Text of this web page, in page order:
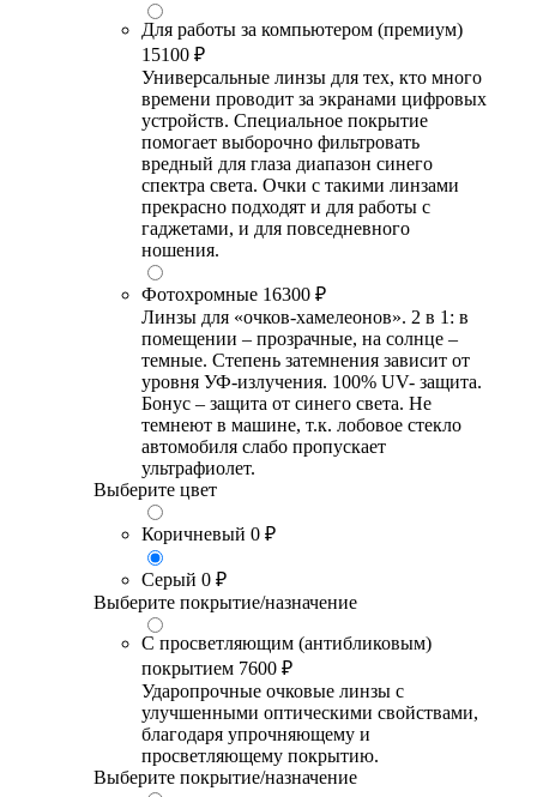
Для работы за компьютером (премиум)
15100 ₽
Универсальные линзы для тех, кто много
времени проводит за экранами цифровых
устройств. Специальное покрытие
помогает выборочно фильтровать
вредный для глаза диапазон синего
спектра света. Очки с такими линзами
прекрасно подходят и для работы с
гаджетами, и для повседневного
ношения.
Фотохромные 16300 ₽
Линзы для «очков-хамелеонов». 2 в 1: в
помещении – прозрачные, на солнце –
темные. Степень затемнения зависит от
уровня УФ-излучения. 100% UV- защита.
Бонус – защита от синего света. Не
темнеют в машине, т.к. лобовое стекло
автомобиля слабо пропускает
ультрафиолет.
Выберите цвет
Коричневый 0 ₽
Серый 0 ₽
Выберите покрытие/назначение
С просветляющим (антибликовым)
покрытием 7600 ₽
Ударопрочные очковые линзы с
улучшенными оптическими свойствами,
благодаря упрочняющему и
просветляющему покрытию.
Выберите покрытие/назначение